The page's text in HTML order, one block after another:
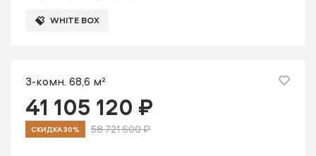
WHITE BOX
3-комн. 68,6 м²
41 105 120 ₽
СКИДКА 30% 58 721 600 ₽